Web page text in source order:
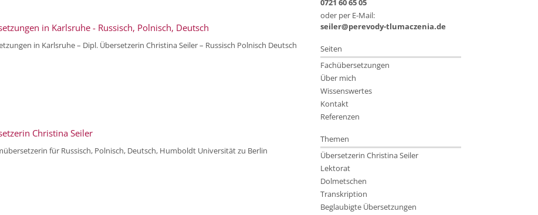
in Karlsruhe - Russisch, Polnisch, Deutsch
in Karlsruhe – Dipl. Übersetzerin Christina Seiler – Russisch Polnisch Deutsch
Christina Seiler
für Russisch, Polnisch, Deutsch, Humboldt Universität zu Berlin
0721 60 65 05
oder per E-Mail:
seiler@perevody-tlumaczenia.de
Seiten
Fachübersetzungen
Über mich
Wissenswertes
Kontakt
Referenzen
Themen
Übersetzerin Christina Seiler
Lektorat
Dolmetschen
Transkription
Beglaubigte Übersetzungen